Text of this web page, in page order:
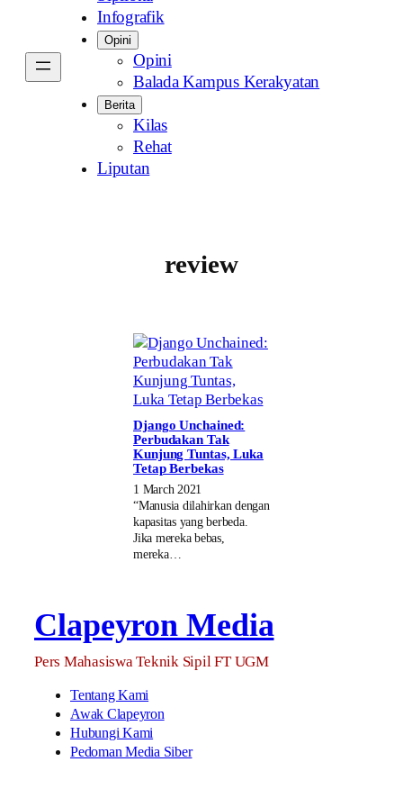
Infografik
Opini
Opini
Balada Kampus Kerakyatan
Berita
Kilas
Rehat
Liputan
review
Django Unchained:
Perbudakan Tak
Kunjung Tuntas, Luka
Tetap Berbekas
1 March 2021
“Manusia dilahirkan dengan
kapasitas yang berbeda.
Jika mereka bebas,
mereka…
Clapeyron Media
Pers Mahasiswa Teknik Sipil FT UGM
Tentang Kami
Awak Clapeyron
Hubungi Kami
Pedoman Media Siber